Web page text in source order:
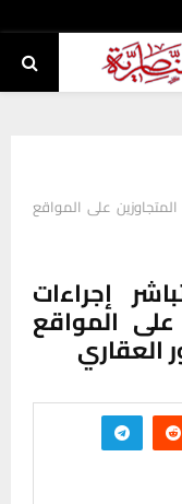
على المواقع
إجراءات
المواقع
العقاري